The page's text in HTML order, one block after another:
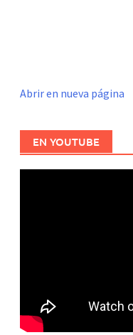
Abrir en nueva página
EN YOUTUBE